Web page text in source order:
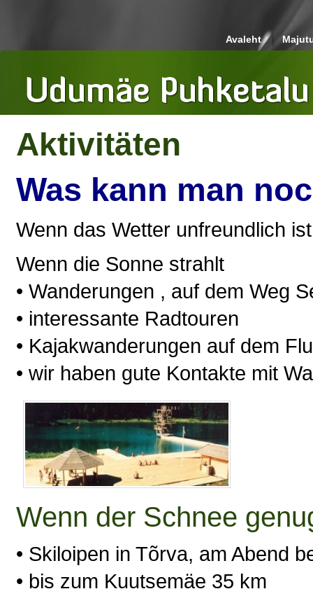
Avaleht
Aktivitäten
Was kann man
Wenn das Wetter unfreundlich
Wenn die Sonne strahlt
• Wanderungen , auf dem Weg
• interessante Radtouren
• Kajakwanderungen auf dem
• wir haben gute Kontakte mit
Wenn der Schnee
• Skiloipen in Tõrva, am Abend
• bis zum Kuutsemäe 35 km